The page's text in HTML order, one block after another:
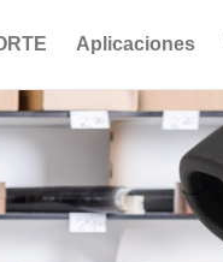
Aplicaciones